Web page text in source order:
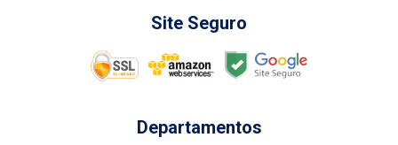
Site Seguro
Departamentos